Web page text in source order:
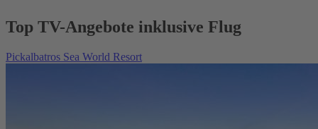
Top TV-Angebote inklusive Flug
Pickalbatros Sea World Resort